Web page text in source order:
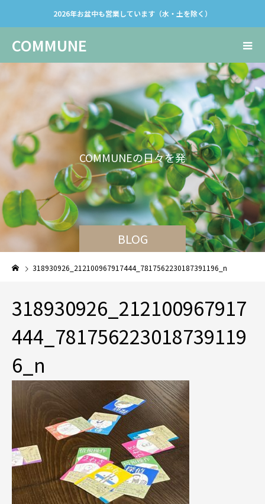
2026年お盆中も営業しています（水・土を除く）
COMMUNE
BLOG
C UNEの日々を発信していきま
318930926_212100967917444_7817562230187391196_n
318930926_212100967917
444_781756223018739119
6_n